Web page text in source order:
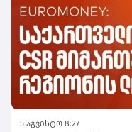
5 აგვისტო 8:27